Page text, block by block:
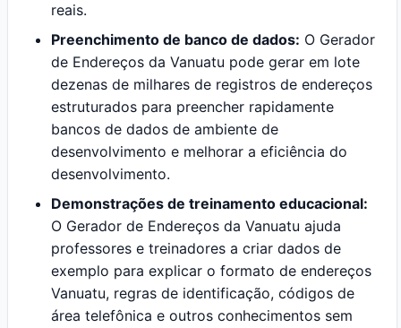
reais.
Preenchimento de banco de dados: O Gerador
de Endereços da Vanuatu pode gerar em lote
dezenas de milhares de registros de endereços
estruturados para preencher rapidamente
bancos de dados de ambiente de
desenvolvimento e melhorar a eficiência do
desenvolvimento.
Demonstrações de treinamento educacional:
O Gerador de Endereços da Vanuatu ajuda
professores e treinadores a criar dados de
exemplo para explicar o formato de endereços
Vanuatu, regras de identificação, códigos de
área telefônica e outros conhecimentos sem